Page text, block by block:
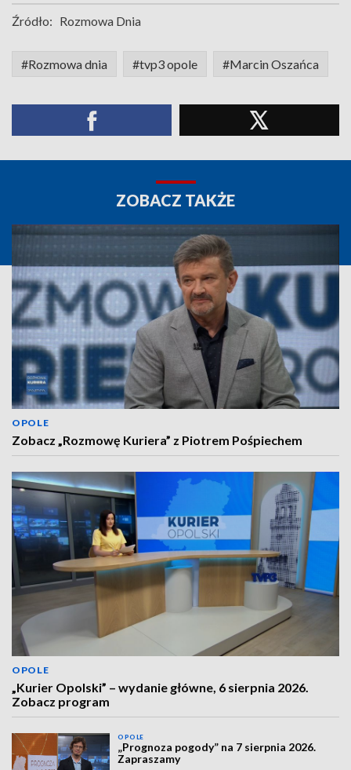
Źródło: Rozmowa Dnia
#Rozmowa dnia #tvp3 opole #Marcin Oszańca
ZOBACZ TAKŻE
OPOLE
Zobacz „Rozmowę Kuriera” z Piotrem Pośpiechem
OPOLE
„Kurier Opolski” – wydanie główne, 6 sierpnia 2026.
Zobacz program
OPOLE
„Prognoza pogody” na 7 sierpnia 2026.
Zapraszamy